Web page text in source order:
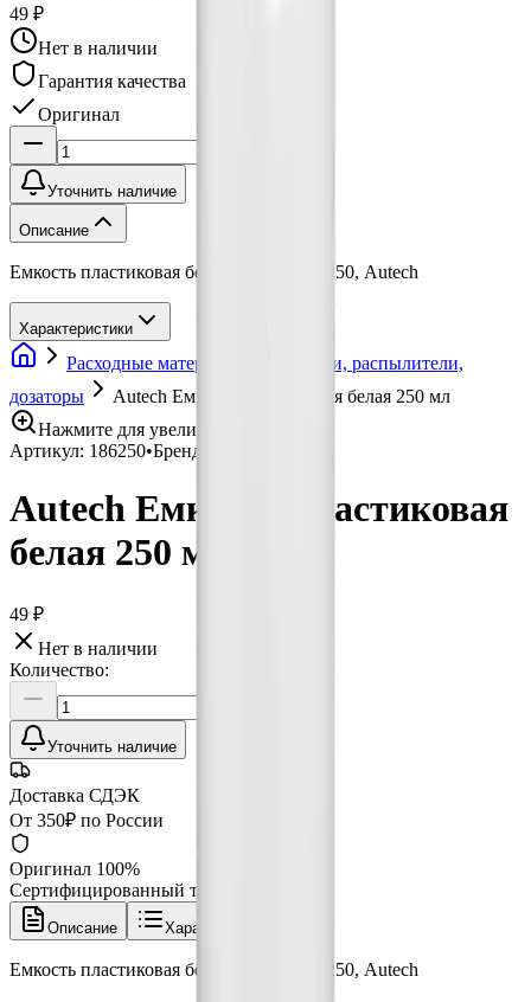
49 ₽
Нет в наличии
Гарантия качества
Оригинал
Уточнить наличие
Описание
Емкость пластиковая белая 250 мл, 186250, Autech
Характеристики
Расходные материалы
Емкости, распылители,
дозаторы
Autech Емкость пластиковая белая 250 мл
Нажмите для увеличения
Артикул: 186250•Бренд:
Autech Емкость пластиковая
белая 250 мл
49 ₽
Нет в наличии
Количество:
Уточнить наличие
Доставка СДЭК
От 350₽ по России
Оригинал 100%
Сертифицированный товар
Описание Характеристики
Емкость пластиковая белая 250 мл, 186250, Autech